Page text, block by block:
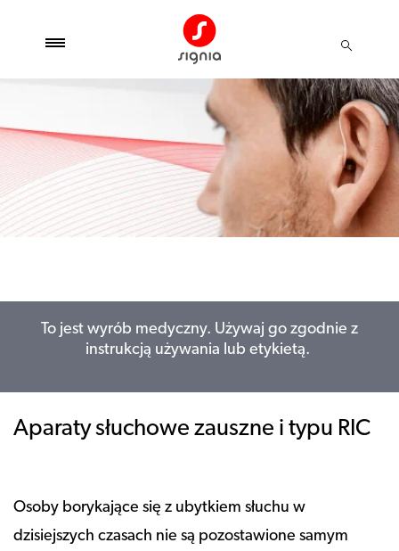
To jest wyrób medyczny. Używaj go zgodnie z
instrukcją używania lub etykietą.
Aparaty słuchowe zauszne i typu RIC
Osoby borykające się z ubytkiem słuchu w
dzisiejszych czasach nie są pozostawione samym